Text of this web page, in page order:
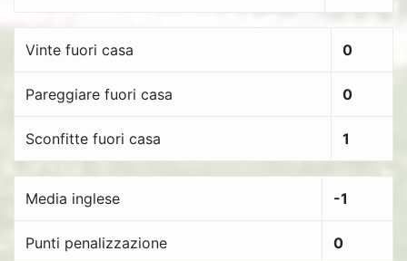
Vinte fuori casa 0
Pareggiare fuori casa 0
Sconfitte fuori casa 1
Media inglese -1
Punti penalizzazione 0